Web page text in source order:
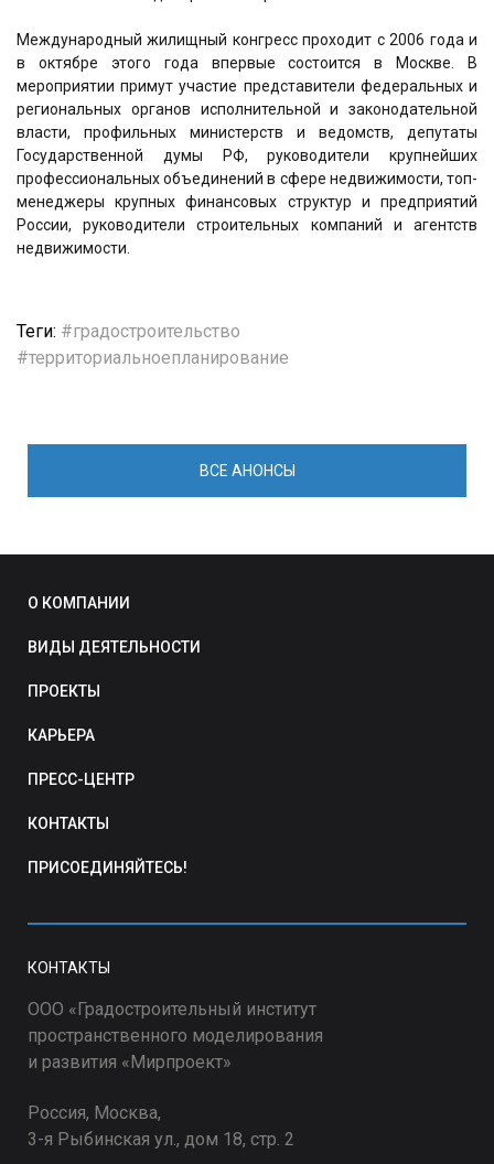
Международный жилищный конгресс проходит с 2006 года и
в октябре этого года впервые состоится в Москве. В
мероприятии примут участие представители федеральных и
региональных органов исполнительной и законодательной
власти, профильных министерств и ведомств, депутаты
Государственной думы РФ, руководители крупнейших
профессиональных объединений в сфере недвижимости, топ-
менеджеры крупных финансовых структур и предприятий
России, руководители строительных компаний и агентств
недвижимости.
Теги:
градостроительство
территориальноепланирование
ВСЕ АНОНСЫ
О КОМПАНИИ
ВИДЫ ДЕЯТЕЛЬНОСТИ
ПРОЕКТЫ
КАРЬЕРА
ПРЕСС-ЦЕНТР
КОНТАКТЫ
ПРИСОЕДИНЯЙТЕСЬ!
КОНТАКТЫ
ООО «Градостроительный институт
пространственного моделирования
и развития «Мирпроект»
Россия, Москва,
3-я Рыбинская ул., дом 18, стр. 2